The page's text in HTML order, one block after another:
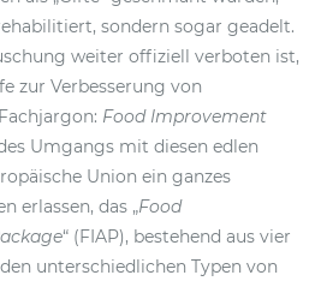
sondern sogar geadelt.
weiter offiziell verboten ist,
zur Verbesserung von
Food Improvement
Umgangs mit diesen edlen
Union ein ganzes
erlassen, das „Food
“ (FIAP), bestehend aus vier
unterschiedlichen Typen von